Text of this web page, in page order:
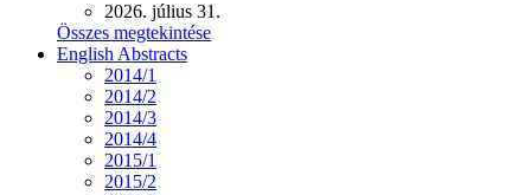
2026. július 31.
Összes megtekintése
English Abstracts
2014/1
2014/2
2014/3
2014/4
2015/1
2015/2